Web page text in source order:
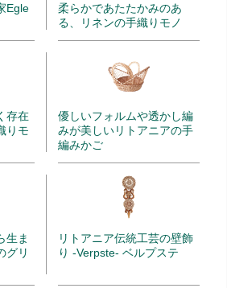
Egle
柔らかであたたかみのあ
る、リネンの手織りモノ
存在
りモ
優しいフォルムや透かし編
みが美しいリトアニアの手
編みかご
生ま
グリ
リトアニア伝統工芸の壁飾
り -Verpste- ベルプステ